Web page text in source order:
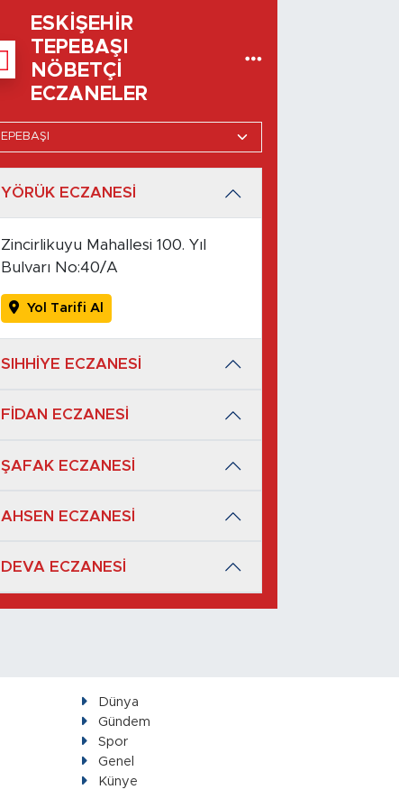
ESKIŞEHIR
TEPEBAŞI
NÖBETÇI
ECZANELER
YÖRÜK ECZANESİ
Zincirlikuyu Mahallesi 100. Yıl
Bulvarı No:40/A
Yol Tarifi Al
SIHHİYE ECZANESİ
FİDAN ECZANESİ
ŞAFAK ECZANESİ
AHSEN ECZANESİ
DEVA ECZANESİ
Dünya
Gündem
Spor
Genel
Künye